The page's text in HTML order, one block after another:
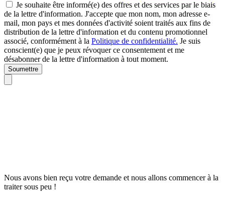
Je souhaite être informé(e) des offres et des services par le biais
de la lettre d'information. J'accepte que mon nom, mon adresse e-
mail, mon pays et mes données d'activité soient traités aux fins de
distribution de la lettre d'information et du contenu promotionnel
associé, conformément à la Politique de confidentialité. Je suis
conscient(e) que je peux révoquer ce consentement et me
désabonner de la lettre d'information à tout moment.
Soumettre
Nous avons bien reçu votre demande et nous allons commencer à la
traiter sous peu !